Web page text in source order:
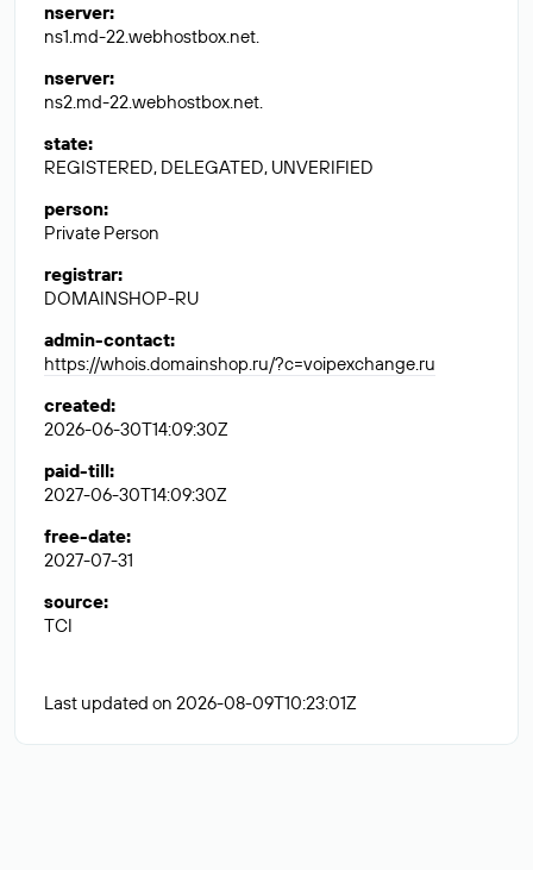
nserver:
ns1.md-22.webhostbox.net.
nserver:
ns2.md-22.webhostbox.net.
state:
REGISTERED, DELEGATED, UNVERIFIED
person:
Private Person
registrar:
DOMAINSHOP-RU
admin-contact:
https://whois.domainshop.ru/?c=voipexchange.ru
created:
2026-06-30T14:09:30Z
paid-till:
2027-06-30T14:09:30Z
free-date:
2027-07-31
source:
TCI
Last updated on 2026-08-09T10:23:01Z